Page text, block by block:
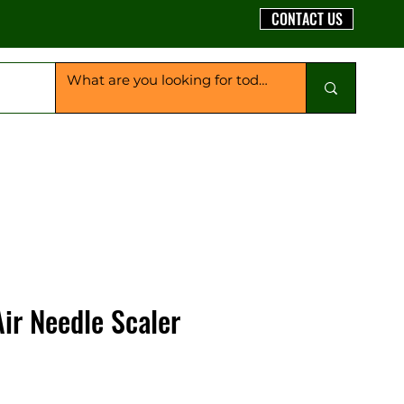
CONTACT US
Needle Scaler